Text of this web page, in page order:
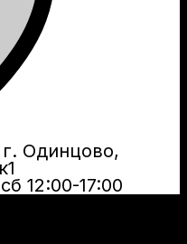
Одинцово,
12:00-17:00